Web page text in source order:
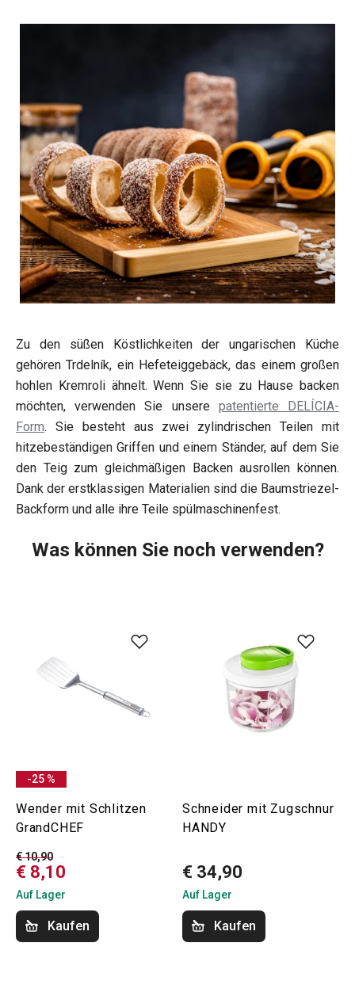
Zu den süßen Köstlichkeiten der ungarischen Küche
gehören Trdelník, ein Hefeteiggebäck, das einem großen
hohlen Kremroli ähnelt. Wenn Sie sie zu Hause backen
möchten, verwenden Sie unsere patentierte DELÍCIA-
Form. Sie besteht aus zwei zylindrischen Teilen mit
hitzebeständigen Griffen und einem Ständer, auf dem Sie
den Teig zum gleichmäßigen Backen ausrollen können.
Dank der erstklassigen Materialien sind die Baumstriezel-
Backform und alle ihre Teile spülmaschinenfest.
Was können Sie noch verwenden?
-25 %
Wender mit Schlitzen
GrandCHEF
€ 10,90
€ 8,10
Auf Lager
Kaufen
Schneider mit Zugschnur
HANDY
€ 34,90
Auf Lager
Kaufen